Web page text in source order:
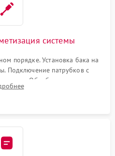
системы
порядке. Установка бака на
Подключение патрубков с
Обработка стыков
возможных протечек воды.